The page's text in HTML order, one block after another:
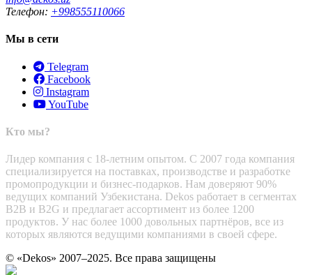
Телефон: +998555110066
Мы в сети
Telegram
Facebook
Instagram
YouTube
Кто мы?
Лидер компания с 18-летним опытом. С 2007 года компания
специализируется на поставках, производстве и разработке
промопродукции и бизнес-подарков. Нам доверяют 90%
ведущих компаний Узбекистана. Dekos работает в сегментах
B2B и B2G и предлагает ассортимент из более 1200
продуктов. У нас более 1000 довольных партнёров, все из
которых являются ведущими компаниями в своей сфере.
© «Dekos» 2007–2025. Все права защищены